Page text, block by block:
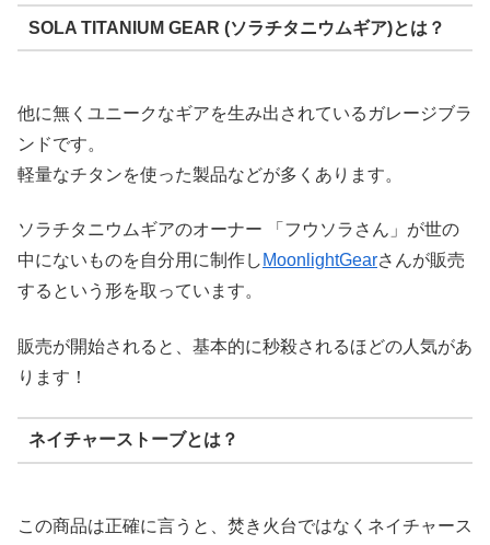
SOLA TITANIUM GEAR (ソラチタニウムギア)とは？
他に無くユニークなギアを生み出されているガレージブラ
ンドです。
軽量なチタンを使った製品などが多くあります。
ソラチタニウムギアのオーナー 「フウソラさん」が世の
中にないものを自分用に制作し MoonlightGearさんが販売
するという形を取っています。
販売が開始されると、基本的に秒殺されるほどの人気があ
ります！
ネイチャーストーブとは？
この商品は正確に言うと、焚き火台ではなくネイチャース